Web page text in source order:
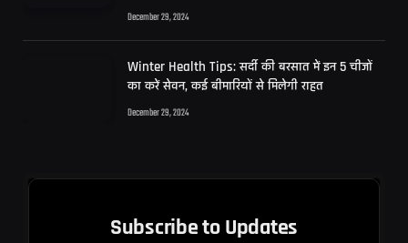
December 29, 2024
Winter Health Tips: सर्दी की बरसात में इन 5 चीजों
का करें सेवन, कई बीमारियों से मिलेगी राहत
December 29, 2024
Subscribe to Updates